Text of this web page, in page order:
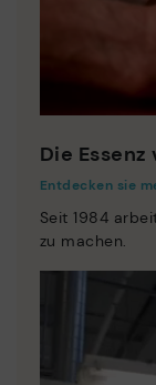
Die
Entdecken sie
Seit 1984
zu machen.